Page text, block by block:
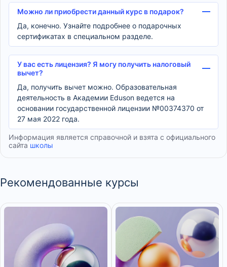
Можно ли приобрести данный курс в подарок?
Да, конечно. Узнайте подробнее о подарочных
сертификатах в специальном разделе.
У вас есть лицензия? Я могу получить налоговый
вычет?
Да, получить вычет можно. Образовательная
деятельность в Академии Eduson ведется на
основании государственной лицензии №00374370 от
27 мая 2022 года.
Информация является справочной и взята с официального
сайта школы
Рекомендованные курсы